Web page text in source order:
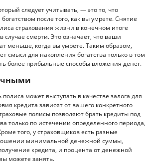
следует учитывать, — это то, что
после того, как вы умрете. Снятие
страхования жизни в конечном итоге
случае смерти. Это означает, что ваши
меньше, когда вы умрете. Таким образом,
смысл для накопления богатства только в том
более прибыльные способы вложения денег.
может выступать в качестве залога для
кредита зависят от вашего конкретного
полисы позволяют брать кредиты под
только по истечении определенного периода,
того, у страховщиков есть разные
минимальной денежной суммы,
кредита, и процента от денежной
можете занять.